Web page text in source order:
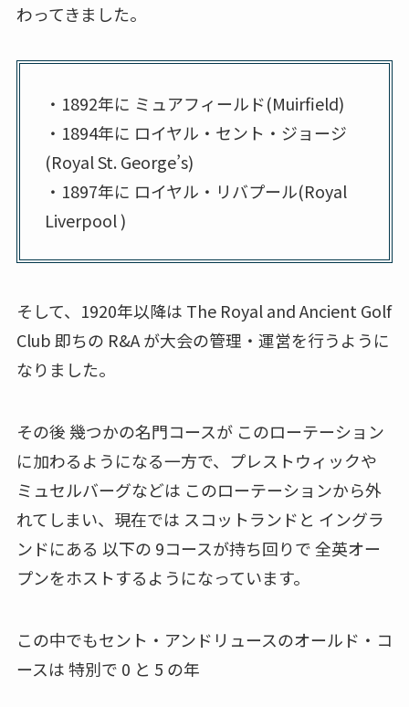
わってきました。
・1892年に ミュアフィールド(Muirfield)
・1894年に ロイヤル・セント・ジョージ
(Royal St. George’s)
・1897年に ロイヤル・リバプール(Royal
Liverpool )
そして、1920年以降は The Royal and Ancient Golf
Club 即ちの R&A が大会の管理・運営を行うように
なりました。
その後 幾つかの名門コースが このローテーション
に加わるようになる一方で、プレストウィックや
ミュセルバーグなどは このローテーションから外
れてしまい、現在では スコットランドと イングラ
ンドにある 以下の 9コースが持ち回りで 全英オー
プンをホストするようになっています。
この中でもセント・アンドリュースのオールド・コ
ースは 特別で 0 と 5 の年